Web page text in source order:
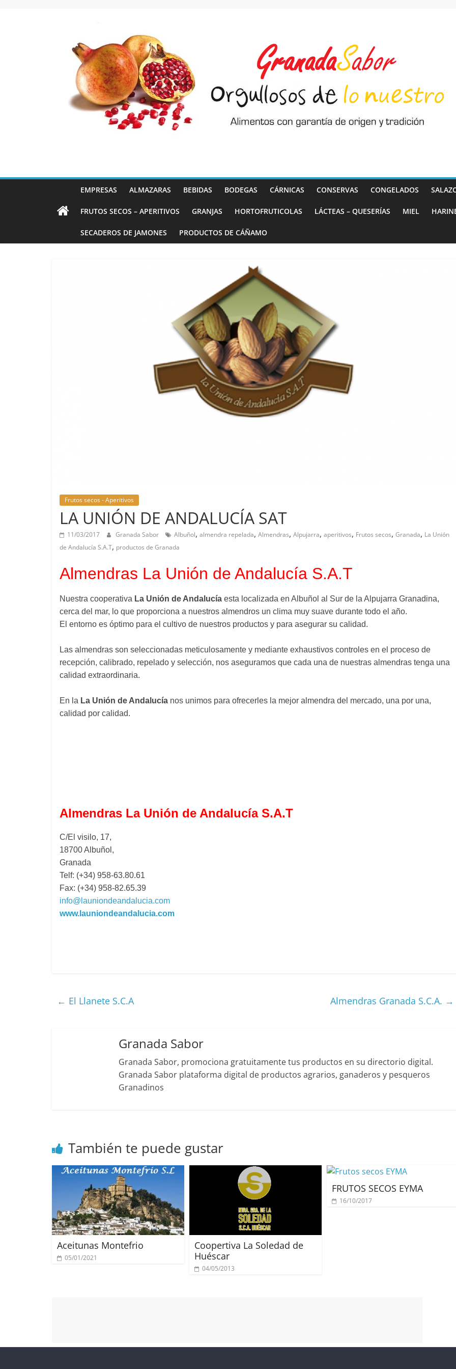
EMPRESAS ALMAZARAS BEBIDAS BODEGAS CÁRNICAS CONSERVAS CONGELADOS
FRUTOS SECOS – APERITIVOS GRANJAS HORTOFRUTICOLAS LÁCTEAS – QUESERÍAS MIEL
SECADEROS DE JAMONES PRODUCTOS DE CÁÑAMO
Frutos secos - Aperitivos
LA UNIÓN DE ANDALUCÍA SAT
11/03/2017 Granada Sabor Albuñol, almendra repelada, Almendras, Alpujarra, aperitivos, Frutos secos, Granada, La Unión
de Andalucía S.A.T, productos de Granada
Almendras La Unión de Andalucía S.A.T
Nuestra cooperativa La Unión de Andalucía esta localizada en Albuñol al Sur de la Alpujarra Granadina,
cerca del mar, lo que proporciona a nuestros almendros un clima muy suave durante todo el año.
El entorno es óptimo para el cultivo de nuestros productos y para asegurar su calidad.
Las almendras son seleccionadas meticulosamente y mediante exhaustivos controles en el proceso de
recepción, calibrado, repelado y selección, nos aseguramos que cada una de nuestras almendras tenga una
calidad extraordinaria.
En la La Unión de Andalucía nos unimos para ofrecerles la mejor almendra del mercado, una por una,
calidad por calidad.
Almendras La Unión de Andalucía S.A.T
C/El visilo, 17,
18700 Albuñol,
Granada
Telf: (+34) 958-63.80.61
Fax: (+34) 958-82.65.39
info@launiondeandalucia.com
www.launiondeandalucia.com
← El Llanete S.C.A Almendras Granada S.C.A. →
Granada Sabor
Granada Sabor, promociona gratuitamente tus productos en su directorio digital.
Granada Sabor plataforma digital de productos agrarios, ganaderos y pesqueros
Granadinos
También te puede gustar
Aceitunas Montefrio
05/01/2021
Coopertiva La Soledad de
Huéscar
04/05/2013
FRUTOS SECOS EYMA
16/10/2017
Destilerías
La Runa Hidromiel
13/02/2023 Granada Sabor
Destilerías Joaquín Alonso
12/02/2023